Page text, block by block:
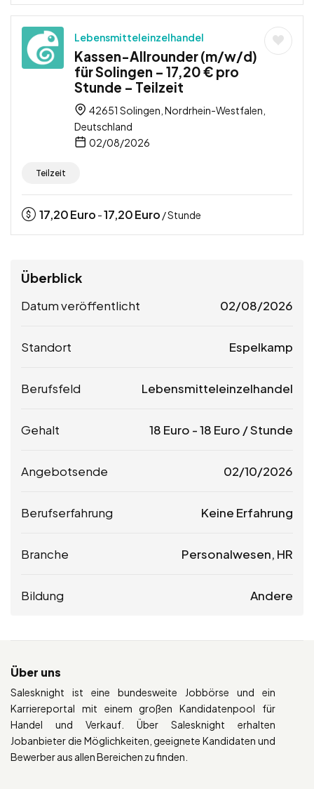
Lebensmitteleinzelhandel
Kassen-Allrounder (m/w/d)
für Solingen – 17,20 € pro
Stunde – Teilzeit
42651 Solingen, Nordrhein-Westfalen,
Deutschland
02/08/2026
Teilzeit
17,20Euro -17,20Euro / Stunde
Überblick
Datum veröffentlicht 02/08/2026
Standort Espelkamp
Berufsfeld Lebensmitteleinzelhandel
Gehalt 18 Euro -18 Euro / Stunde
Angebotsende 02/10/2026
Berufserfahrung Keine Erfahrung
Branche Personalwesen, HR
Bildung Andere
Über uns
Salesknight ist eine bundesweite Jobbörse und ein
Karriereportal mit einem großen Kandidatenpool für
Handel und Verkauf. Über Salesknight erhalten
Jobanbieter die Möglichkeiten, geeignete Kandidaten und
Bewerber aus allen Bereichen zu finden.